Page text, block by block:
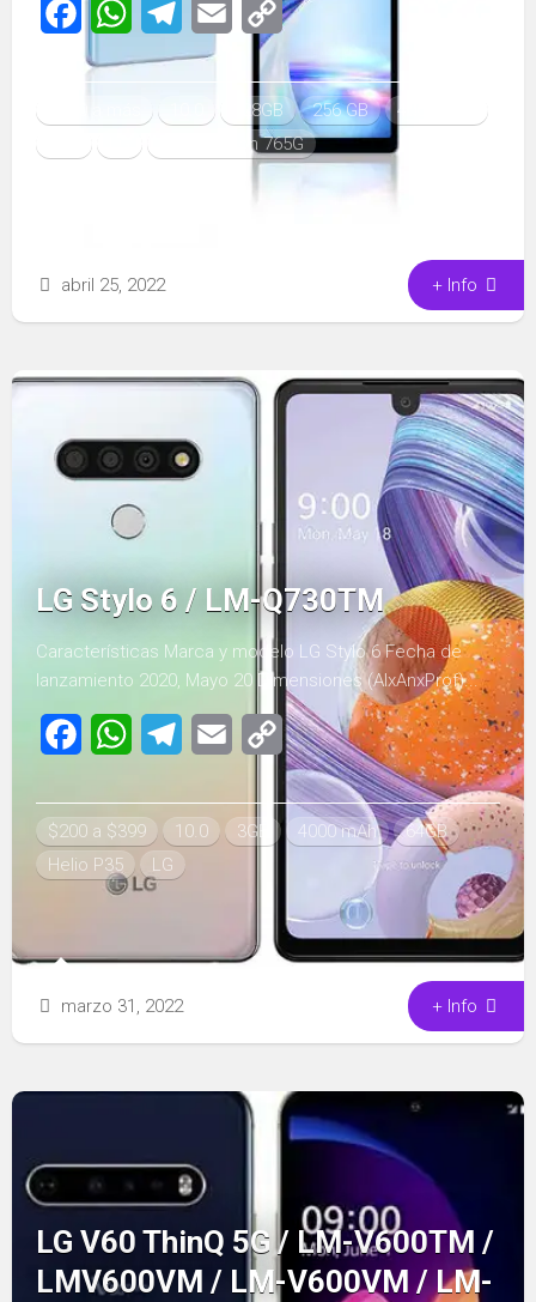
FacebookWhatsAppTelegramEmail Copy
128GB 256 GB
4000 mAh
Snapdragon 765G
abril 25, 2022 + Info
LG Stylo 6 / LM-Q730TM
Características Marca y modelo LG Stylo 6 Fecha de
lanzamiento 2020, Mayo 20 Dimensiones (AlxAnxProf)...
FacebookWhatsAppTelegramEmail Copy
Link
$200 a $399 10.0 3GB 4000 mAh
64GB
Helio P35
LG
marzo 31, 2022 + Info
LG V60 ThinQ 5G / LM-V600TM /
LMV600VM / LM-V600VM / LM-